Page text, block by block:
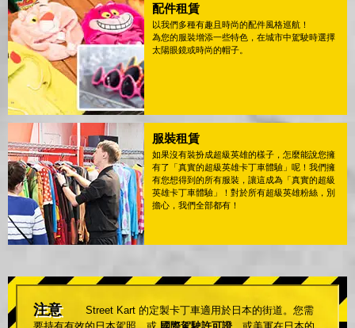
配件租賃
以我們多種有趣且時尚的配件風格巡航！
為您的服裝增添一些特色，在城市中駕駛時選擇
太陽眼鏡或時尚的帽子。
服裝租賃
如果沒有裝扮成超級英雄的樣子，怎麼能說您擁
有了「真實的超級英雄卡丁車體驗」呢！我們擁
有您想得到的所有服裝，讓這成為「真實的超級
英雄卡丁車體驗」！對於所有超級英雄粉絲，別
擔心，我們全部都有！
注意
Street Kart 的定製卡丁車適用於日本的街道。您需